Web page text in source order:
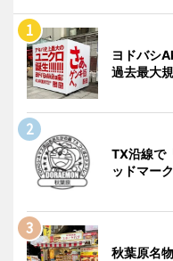
ヨドバシ
過去最大
TX沿線で
ッドマー
秋葉原名